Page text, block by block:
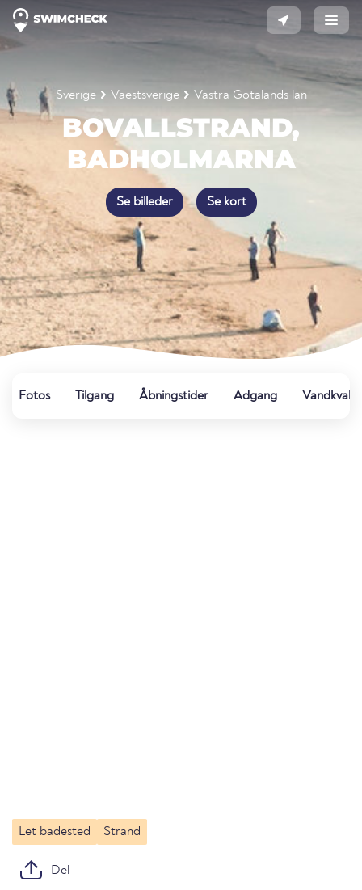
Sverige Vaestsverige Västra Götalands län
BOVALLSTRAND,
BADHOLMARNA
Se billeder Se kort
Fotos Tilgang Åbningstider Adgang
Let badested Strand
Del